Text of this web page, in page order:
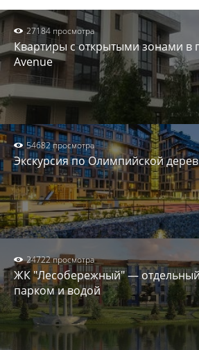
27184 просмотра
Квартиры с открытыми зонами в
Avenue
54682 просмотра
Экскурсия по Олимпийской
24722 просмотра
ЖК "Лесобережный" —
парком и водой